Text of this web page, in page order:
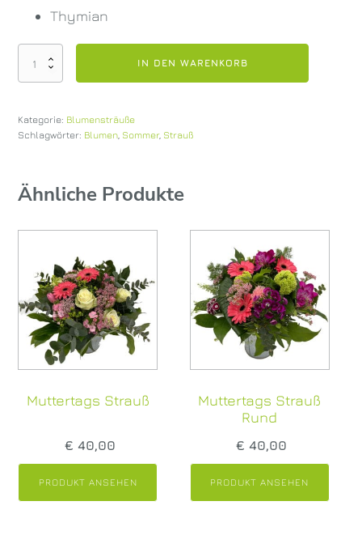
Thymian
Neutraler
IN DEN WARENKORB
Kategorie: Blumensträuße
Schlagwörter: Blumen, Sommer, Strauß
Ähnliche Produkte
Muttertags Strauß
€ 40,00
PRODUKT ANSEHEN
Muttertags Strauß
Rund
€ 40,00
PRODUKT ANSEHEN